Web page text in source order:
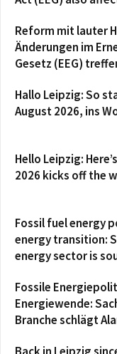
Reform mit lauter
Änderungen im
Gesetz (EEG)
Hallo Leipzig: So
August 2026, ins
Hello Leipzig:
2026 kicks off the
Fossil fuel energy
energy transition:
energy sector is
Fossile
Energiewende:
Branche schlägt